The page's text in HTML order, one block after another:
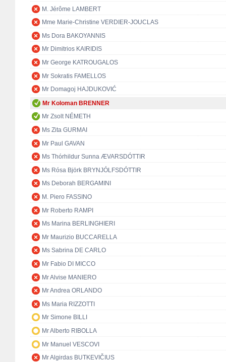
M. Jérôme LAMBERT
Mme Marie-Christine VERDIER-JOUCLAS
Ms Dora BAKOYANNIS
Mr Dimitrios KAIRIDIS
Mr George KATROUGALOS
Mr Sokratis FAMELLOS
Mr Domagoj HAJDUKOVIĆ
Mr Koloman BRENNER
Mr Zsolt NÉMETH
Ms Zita GURMAI
Mr Paul GAVAN
Ms Thórhildur Sunna ÆVARSDÓTTIR
Ms Rósa Björk BRYNJÓLFSDÓTTIR
Ms Deborah BERGAMINI
M. Piero FASSINO
Mr Roberto RAMPI
Ms Marina BERLINGHIERI
Mr Maurizio BUCCARELLA
Ms Sabrina DE CARLO
Mr Fabio DI MICCO
Mr Alvise MANIERO
Mr Andrea ORLANDO
Ms Maria RIZZOTTI
Mr Simone BILLI
Mr Alberto RIBOLLA
Mr Manuel VESCOVI
Mr Algirdas BUTKEVIČIUS